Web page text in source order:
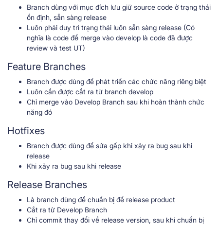
Branch dùng với mục đích lưu giữ source code ở trạng thái
ổn định, sẵn sàng release
Luôn phải duy trì trạng thái luôn sẵn sàng release (Có
nghĩa là code để merge vào develop là code đã được
review và test UT)
Feature Branches
Branch được dùng để phát triển các chức năng riêng biệt
Luôn cần được cắt ra từ branch develop
Chỉ merge vào Develop Branch sau khi hoàn thành chức
năng đó
Hotfixes
Branch được dùng để sửa gấp khi xảy ra bug sau khi
release
Khi xảy ra bug sau khi release
Release Branches
Là branch dùng để chuẩn bị để release product
Cắt ra từ Develop Branch
Chỉ commit thay đổi về release version, sau khi chuẩn bị